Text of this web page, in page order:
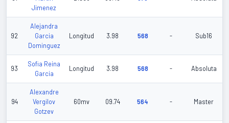
Jimenez
92
Alejandra
Garcia
Dominguez
Longitud 3.98 568 - Sub16
93
Sofia Reina
Garcia
Longitud 3.98 568 - Absoluta
94
Alexandre
Vergilov
Gotzev
60mv 09.74 564 - Master